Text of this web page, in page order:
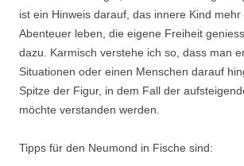
ist ein Hinweis darauf, das innere Kind mehr
Abenteuer leben, die eigene Freiheit
dazu. Karmisch verstehe ich so, dass man
Situationen oder einen Menschen darauf
Spitze der Figur, in dem Fall der
möchte verstanden werden.
Tipps für den Neumond in Fische sind: